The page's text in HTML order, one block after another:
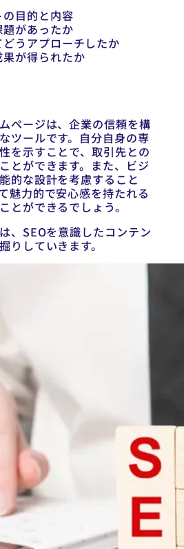
目的と内容
があったか
うアプローチしたか
が得られたか
ページは、企業の信頼を構
ツールです。自分自身の専
を示すことで、取引先との
とができます。また、ビジ
的な設計を考慮すること
魅力的で安心感を持たれる
とができるでしょう。
、SEOを意識したコンテン
りしていきます。